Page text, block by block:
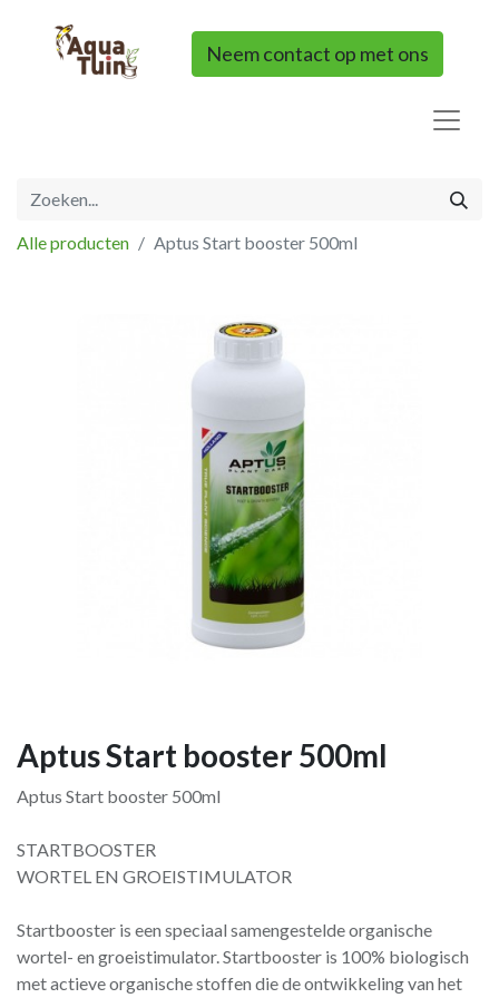
Neem contact op met ons
Alle producten Aptus Start booster 500ml
Aptus Start booster 500ml
Aptus Start booster 500ml
STARTBOOSTER
WORTEL EN GROEISTIMULATOR
Startbooster is een speciaal samengestelde organische
wortel- en groeistimulator. Startbooster is 100% biologisch
met actieve organische stoffen die de ontwikkeling van het